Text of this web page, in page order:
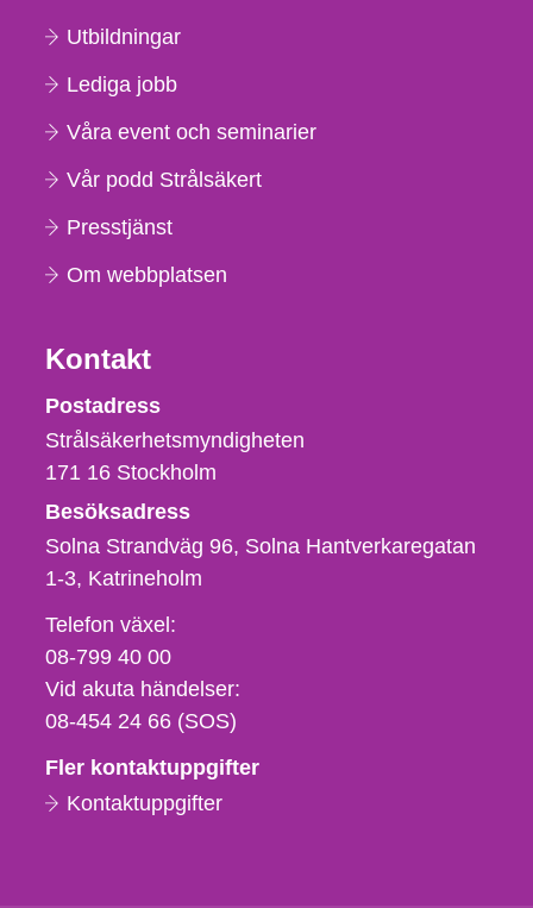
Utbildningar
Lediga jobb
Våra event och seminarier
Vår podd Strålsäkert
Presstjänst
Om webbplatsen
Kontakt
Strålsäkerhetsmyndigheten
Postadress
Strålsäkerhetsmyndigheten
171 16 Stockholm
Besöksadress
Solna Strandväg 96, Solna Hantverkaregatan
1-3 Katrineholm
Telefon,
fax
och
e-
Telefon växel:
08-799 40 00
Vid akuta händelser:
08-454 24 66 (SOS)
Fler kontaktuppgifter
Kontaktuppgifter